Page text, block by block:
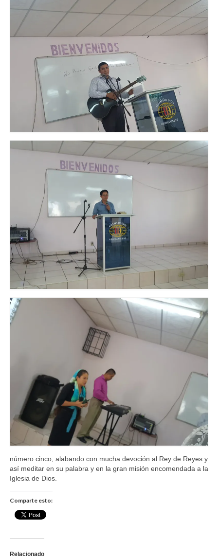
número cinco, alabando con mucha devoción al Rey de Reyes y
así meditar en su palabra y en la gran misión encomendada a la
Iglesia de Dios.
Comparte esto:
Relacionado